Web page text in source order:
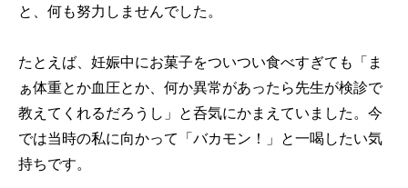
と、何も努力しませんでした。
たとえば、妊娠中にお菓子をついつい食べすぎても「ま
ぁ体重とか血圧とか、何か異常があったら先生が検診で
教えてくれるだろうし」と呑気にかまえていました。今
では当時の私に向かって「バカモン！」と一喝したい気
持ちです。